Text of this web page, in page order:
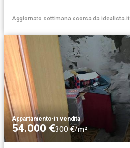
Aggiornato settimana scorsa da idealista.it
Appartamento·in vendita
54.000 €300 €/m²